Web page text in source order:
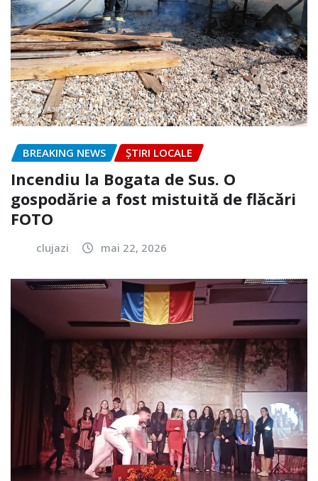
BREAKING NEWS ȘTIRI LOCALE
Incendiu la Bogata de Sus. O
gospodărie a fost mistuită de flăcări
FOTO
clujazi mai 22, 2026